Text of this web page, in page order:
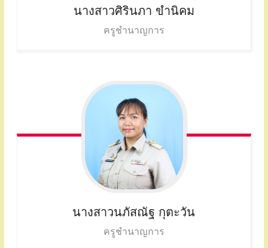
นางสาวศิรินภา ขำนิคม
ครูชำนาญการ
นางสาวนภัสณัฐ กุตะวัน
ครูชำนาญการ